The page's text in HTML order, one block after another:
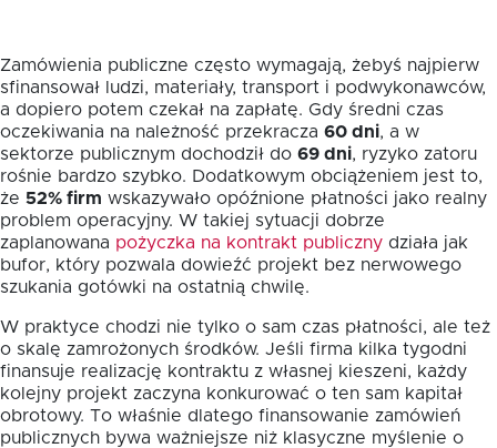
Zamówienia publiczne często wymagają, żebyś najpierw
sfinansował ludzi, materiały, transport i podwykonawców,
a dopiero potem czekał na zapłatę. Gdy średni czas
oczekiwania na należność przekracza 60 dni, a w
sektorze publicznym dochodził do 69 dni, ryzyko zatoru
rośnie bardzo szybko. Dodatkowym obciążeniem jest to,
że 52% firm wskazywało opóźnione płatności jako realny
problem operacyjny. W takiej sytuacji dobrze
zaplanowana pożyczka na kontrakt publiczny działa jak
bufor, który pozwala dowieźć projekt bez nerwowego
szukania gotówki na ostatnią chwilę.
W praktyce chodzi nie tylko o sam czas płatności, ale też
o skalę zamrożonych środków. Jeśli firma kilka tygodni
finansuje realizację kontraktu z własnej kieszeni, każdy
kolejny projekt zaczyna konkurować o ten sam kapitał
obrotowy. To właśnie dlatego finansowanie zamówień
publicznych bywa ważniejsze niż klasyczne myślenie o